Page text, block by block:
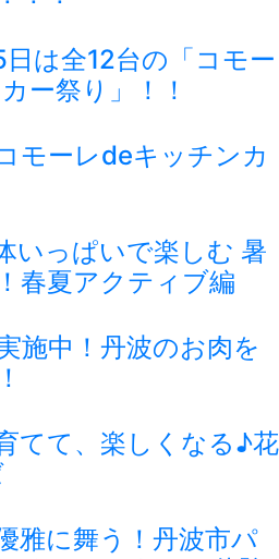
は全12台の「コモー
ー祭り」！！
モーレdeキッチンカ
いっぱいで楽しむ 暑
春夏アクティブ編
施中！丹波のお肉を
てて、楽しくなる♪花
雅に舞う！丹波市パ